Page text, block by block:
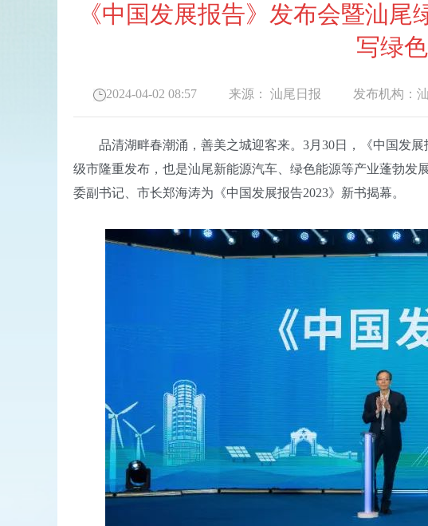
《中国发展报告》发布会暨汕
写绿
2024-04-02 08:57 来源： 汕尾日报 发布机构：
品清湖畔春潮涌，善美之城迎客来。3月30日，《中国发展
级市隆重发布，也是汕尾新能源汽车、绿色能源等产业蓬勃
委副书记、市长郑海涛为《中国发展报告2023》新书揭幕。